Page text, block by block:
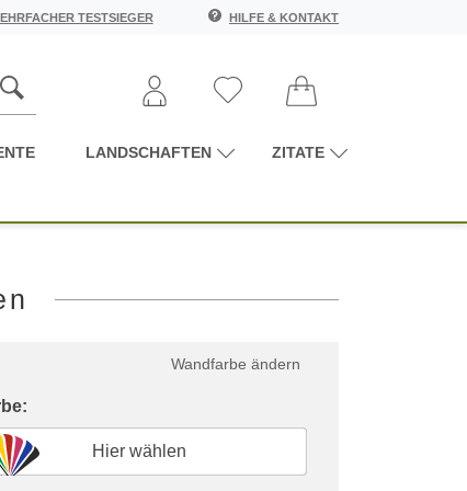
TESTSIEGER HILFE & KONTAKT
LANDSCHAFTEN ZITATE
Wandfarbe ändern
Hier wählen